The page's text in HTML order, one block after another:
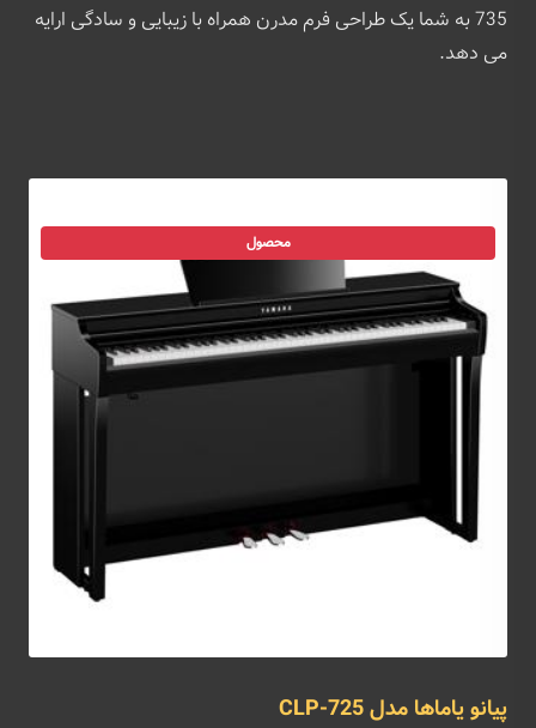
735 به شما یک طراحی فرم مدرن همراه با زیبایی و سادگی ارایه
می دهد.
محصول
پیانو یاماها مدل CLP-725